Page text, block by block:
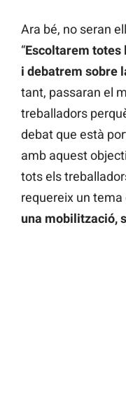
Ara bé, no seran
“Escoltarem totes
i debatrem sobre
tant, passaran el
treballadors
debat que està
amb aquest
tots els
requereix un tema
una mobilització,